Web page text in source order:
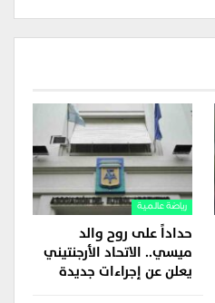
رياضة عالمية
حداداً على روح والد
ميسي.. الاتحاد الأرجنتيني
يعلن عن إجراءات جديدة